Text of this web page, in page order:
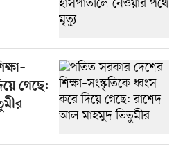
গেছে: